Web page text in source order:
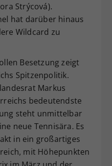
Strýcová).
hat darüber hinaus
Wildcard zu
Besetzung zeigt
Spitzenpolitik.
Markus
bedeutendste
steht unmittelbar
neue Tennisära. Es
in ein großartiges
mit Höhepunkten